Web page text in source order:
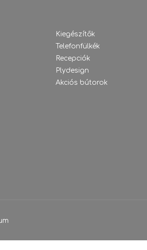
Kiegészítők
Telefonfülkék
Recepciók
Plydesign
Akciós bútorok